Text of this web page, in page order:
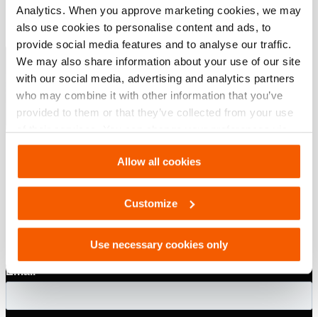
Analytics. When you approve marketing cookies, we may
also use cookies to personalise content and ads, to
provide social media features and to analyse our traffic.
We may also share information about your use of our site
with our social media, advertising and analytics partners
who may combine it with other information that you’ve
provided to them or that they’ve collected from your use
of their services. You can change your preferences via
Settings. See ourcookiestatement.
Allow all cookies
Customize
Use necessary cookies only
Downloaden
Special Tactics Catalog
PDF4.3 MB
Download